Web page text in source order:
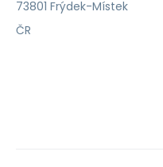
40,
73801 Frýdek-Místek
ČR